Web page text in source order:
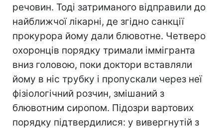
речовин. Тоді затриманого відправили до
найближчої лікарні, де згідно санкції
прокурора йому дали блювотне. Четверо
охоронців порядку тримали іммігранта
вниз головою, поки доктори вставляли
йому в ніс трубку і пропускали через неї
фізіологічний розчин, змішаний з
блювотним сиропом. Підозри вартових
порядку підтвердилися: у вивергнутій з